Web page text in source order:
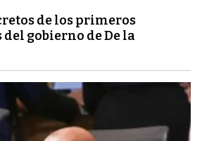
de los primeros
gobierno de De la